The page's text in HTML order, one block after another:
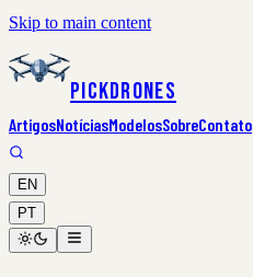
Skip to main content
PickDrones
ArtigosNotíciasModelosSobreContato
EN
PT